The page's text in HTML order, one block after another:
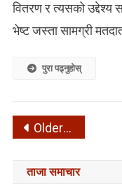
वितरण र त्यसको उद्देश्य
भेष्ट जस्ता सामग्री
पुरा पढ्नुहोस्
Posts
navigation
Older posts
ताजा समाचार